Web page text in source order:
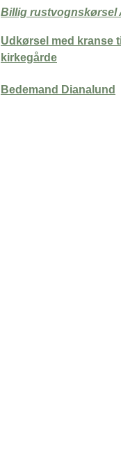
Billig rustvognskørsel
Udkørsel med kranse
kirkegårde
Bedemand Dianalund